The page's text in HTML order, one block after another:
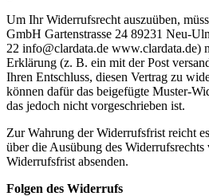
Um Ihr Widerrufsrecht auszuüben,
GmbH Gartenstrasse 24 89231 Neu-
22 info@clardata.de www.clardata.de)
Erklärung (z. B. ein mit der Post
Ihren Entschluss, diesen Vertrag zu
können dafür das beigefügte Muster-
das jedoch nicht vorgeschrieben ist.
Zur Wahrung der Widerrufsfrist reicht
über die Ausübung des
Widerrufsfrist absenden.
Folgen des Widerrufs